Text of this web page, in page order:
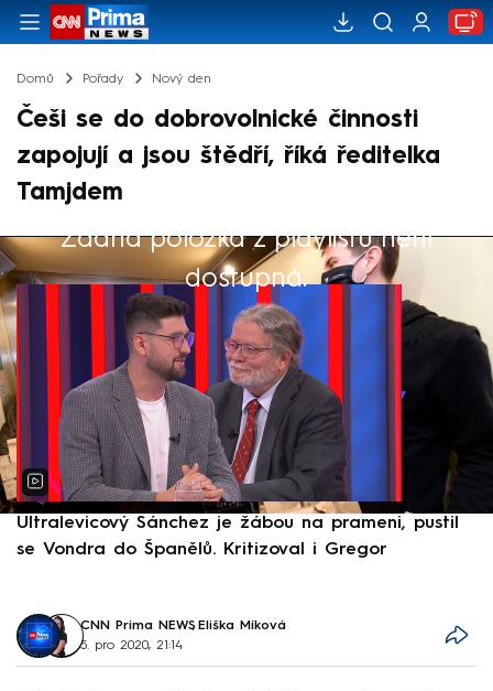
Domů Pořady Nový den
Češi se do dobrovolnické činnosti
zapojují a jsou štědří, říká ředitelka
Tamjdem
Žádná položka z playlistu není
dostupná.
Výběr redakce
Ultralevicový Sánchez je žábou na prameni, pustil
se Vondra do Španělů. Kritizoval i Gregor
CNN Prima NEWS, Eliška Míková
5. pro 2020, 21:14